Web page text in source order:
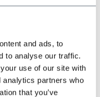
and ads, to
to analyse our traffic.
use of our site with
analytics partners who
that you’ve